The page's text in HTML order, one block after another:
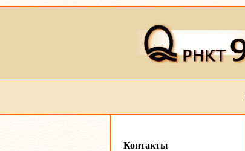
Контакты